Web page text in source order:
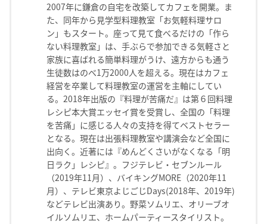
2007年に鎌倉の自宅を改築してカフェを開業。ま
た、同年から見学型料理教室「お気軽料理サロ
ン」もスタート。座って見て食べるだけの「作ら
ない料理教室」は、手ぶらで参加できる気軽さと
家族に喜ばれる簡単料理がうけ、遠方からも通う
生徒数はのべ1万2000人を超える。現在はカフェ
経営を卒業して料理教室の運営を主軸にしてい
る。2018年出版の『料理が苦痛だ』は第６回料理
レシピ本大賞エッセイ賞を受賞し、全国の「料理
を苦痛」に感じる人々の支持を得てベストセラー
となる。現在は出張料理教室や講演会など全国に
出向く。近著には『めんどくさいがなくなる「明
日ラク」レシピ』。フジテレビ・セブンルール
（2019年11月）、バイキングMORE（2020年11
月）、テレビ東京よじごじDays(2018年、2019年)
などテレビ出演あり。野菜ソムリエ、オリーブオ
イルソムリエ、ホームパーティースタイリスト。